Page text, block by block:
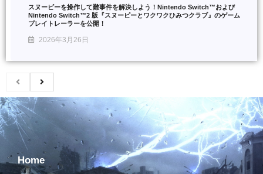
スヌーピーを操作して難事件を解決しよう！Nintendo Switch™および
Nintendo Switch™2 版『スヌーピーとワクワクひみつクラブ』のゲーム
プレイトレーラーを公開！
2026年3月26日
Home